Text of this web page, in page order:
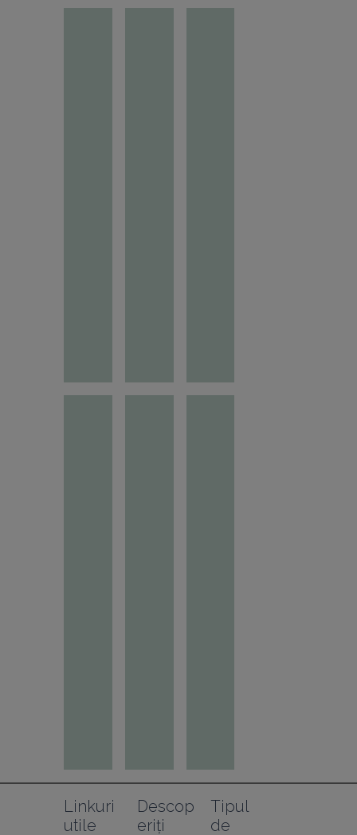
Linkuri
utile
Descop
eriți
Tipul
de